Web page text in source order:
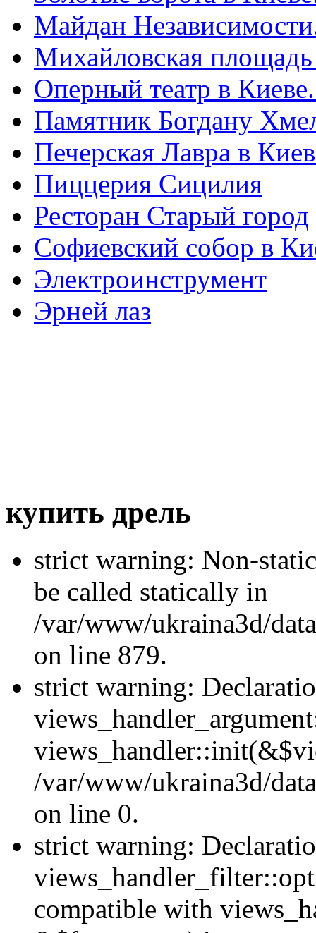
Майдан
Михайловская
Оперный театр в
Памятник Богдану
Печерская Лавра в
Пиццерия Сицилия
Ресторан Старый город
Софиевский собор в
Электроинструмент
Эрней лаз
купить дрель
strict warning: Non-
be called statically in
/var/www/ukraina3d/
on line 879.
strict warning:
/var/www/ukraina3d/
on line 0.
strict warning:
compatible with